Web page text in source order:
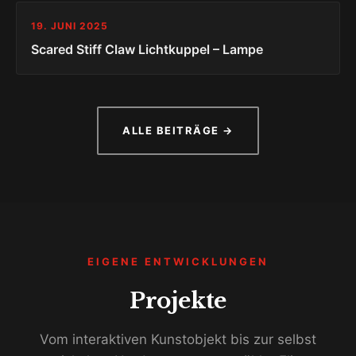
19. JUNI 2025
Scared Stiff Claw Lichtkuppel – Lampe
ALLE BEITRÄGE →
EIGENE ENTWICKLUNGEN
Projekte
Vom interaktiven Kunstobjekt bis zur selbst